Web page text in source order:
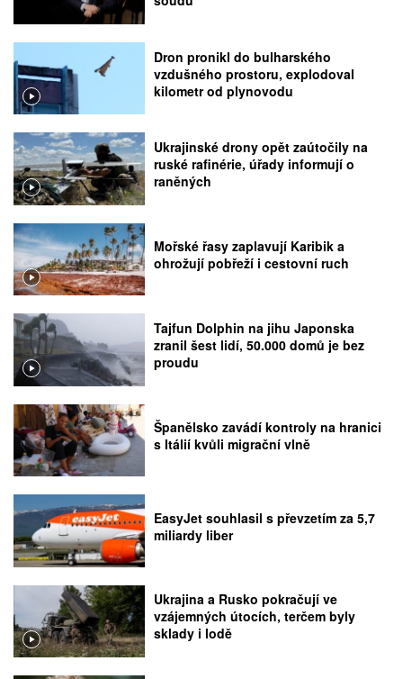
Dron pronikl do bulharského
vzdušného prostoru, explodoval
kilometr od plynovodu
Ukrajinské drony opět zaútočily na
ruské rafinérie, úřady informují o
raněných
Mořské řasy zaplavují Karibik a
ohrožují pobřeží i cestovní ruch
Tajfun Dolphin na jihu Japonska
zranil šest lidí, 50.000 domů je bez
proudu
Španělsko zavádí kontroly na hranici
s Itálií kvůli migrační vlně
EasyJet souhlasil s převzetím za 5,7
miliardy liber
Ukrajina a Rusko pokračují ve
vzájemných útocích, terčem byly
sklady i lodě